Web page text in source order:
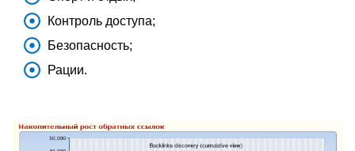
Контроль доступа;
Безопасность;
Рации.